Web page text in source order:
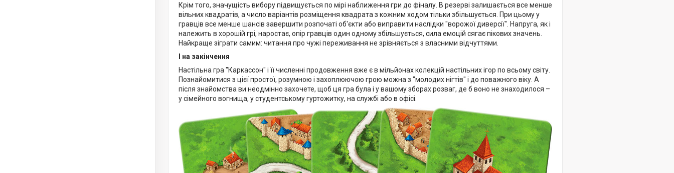
Крім того, значущість вибору підвищується по мірі наближення гри до фіналу. В резерві залишається все менше
вільних квадратів, а число варіантів розміщення квадрата з кожним ходом тільки збільшується. При цьому у
гравців все менше шансів завершити розпочаті об'єкти або виправити наслідки "ворожої диверсії". Напруга, як і
належить в хорошій грі, наростає, опір гравців один одному збільшується, сила емоцій сягає пікових значень.
Найкраще зіграти самим: читання про чужі переживання не зрівняється з власними відчуттями.
І на закінчення
Настільна гра "Каркассон" і її численні продовження вже є в мільйонах колекцій настільних ігор по всьому світу.
Познайомитися з цієї простої, розумною і захоплюючою грою можна з "молодих нігтів" і до поважного віку. А
після знайомства ви неодмінно захочете, щоб ця гра була і у вашому зборах розваг, де б воно не знаходилося –
у сімейного вогнища, у студентському гуртожитку, на службі або в офісі.